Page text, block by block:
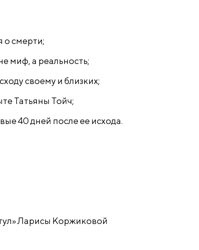
о смерти;
миф, а реальность;
своему и близких;
Татьяны Тойч;
40 дней после ее исхода.
Ларисы Коржиковой